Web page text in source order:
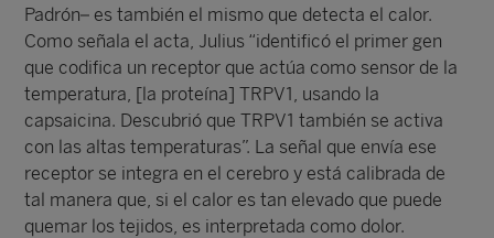
Padrón– es también el mismo que detecta el calor.
Como señala el acta, Julius “identificó el primer gen
que codifica un receptor que actúa como sensor de la
temperatura, [la proteína] TRPV1, usando la
capsaicina. Descubrió que TRPV1 también se activa
con las altas temperaturas”. La señal que envía ese
receptor se integra en el cerebro y está calibrada de
tal manera que, si el calor es tan elevado que puede
quemar los tejidos, es interpretada como dolor.